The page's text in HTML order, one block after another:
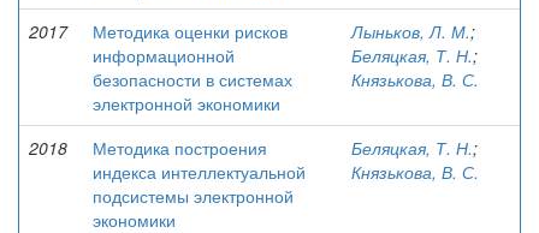
2017
Методика оценки рисков
информационной
безопасности в системах
электронной экономики
Лыньков, Л. М.;
Беляцкая, Т. Н.;
Князькова, В. С.
2018
Методика построения
индекса интеллектуальной
подсистемы электронной
экономики
Беляцкая, Т. Н.;
Князькова, В. С.